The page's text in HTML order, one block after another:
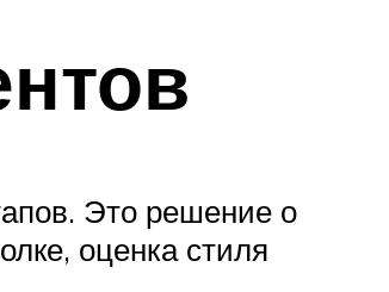
Это решение о
оценка стиля